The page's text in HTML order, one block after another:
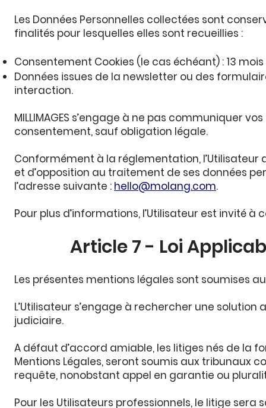
Les Données Personnelles collectées sont
finalités pour lesquelles elles sont recueillies :
Consentement Cookies (le cas échéant) : 13 mois
Données issues de la newsletter ou des
interaction.
MILLIMAGES s’engage à ne pas communiquer
consentement, sauf obligation légale.
Conformément à la réglementation, l’Utilisateur
et d’opposition au traitement de ses données
l’adresse suivante : hello@molang.com.
Pour plus d’informations, l’Utilisateur est invité
Article 7 - Loi
Les présentes mentions légales sont soumises
L’Utilisateur s’engage à rechercher une
judiciaire.
A défaut d’accord amiable, les litiges nés de la
Mentions Légales, seront soumis aux tribunaux
requête, nonobstant appel en garantie ou
Pour les Utilisateurs professionnels, le litige